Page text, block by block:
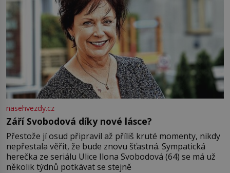
nasehvezdy.cz
Září Svobodová díky nové lásce?
Přestože jí osud připravil až příliš kruté momenty, nikdy
nepřestala věřit, že bude znovu šťastná. Sympatická
herečka ze seriálu Ulice Ilona Svobodová (64) se má už
několik týdnů potkávat se stejně